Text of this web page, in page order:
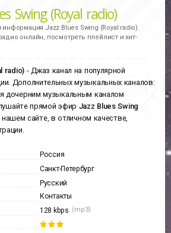
Swing (Royal radio)
информация Jazz Blues Swing (Royal radio).
онлайн, посмотреть плейлист и хит-
radio) - Джаз канал на популярной
Дополнительных музыкальных каналов:
дочерним музыкальным каналом
прямой эфир Jazz Blues Swing
нашем сайте, в отличном качестве,
Россия
Санкт-Петербург
Русский
Контакты
128 kbps (mp3)